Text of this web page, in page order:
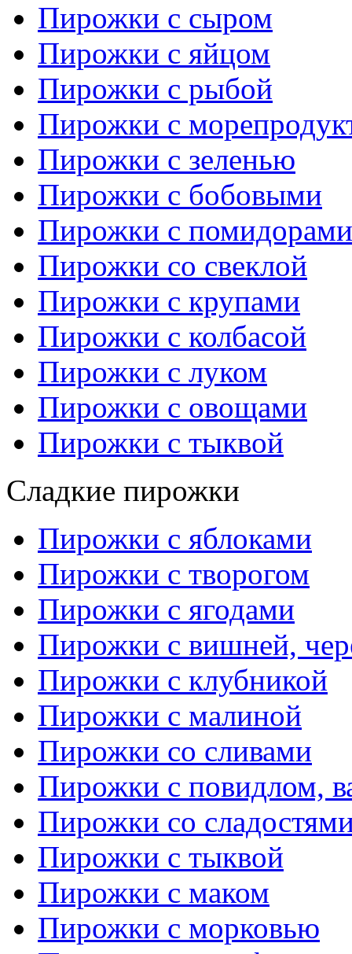
Пирожки с сыром
Пирожки с яйцом
Пирожки с рыбой
Пирожки с
Пирожки с зеленью
Пирожки с бобовыми
Пирожки с помидорами
Пирожки со свеклой
Пирожки с крупами
Пирожки с колбасой
Пирожки с луком
Пирожки с овощами
Пирожки с тыквой
Сладкие пирожки
Пирожки с яблоками
Пирожки с творогом
Пирожки с ягодами
Пирожки с вишней,
Пирожки с клубникой
Пирожки с малиной
Пирожки со сливами
Пирожки с повидлом,
Пирожки со
Пирожки с тыквой
Пирожки с маком
Пирожки с морковью